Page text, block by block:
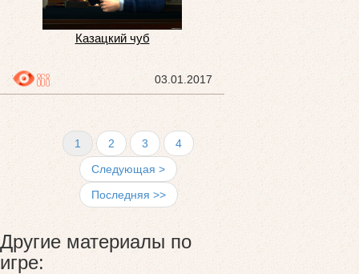
Казацкий чуб
03.01.2017
868
1 2 3
4
Следующая >
Последняя >>
Другие материалы по
игре: